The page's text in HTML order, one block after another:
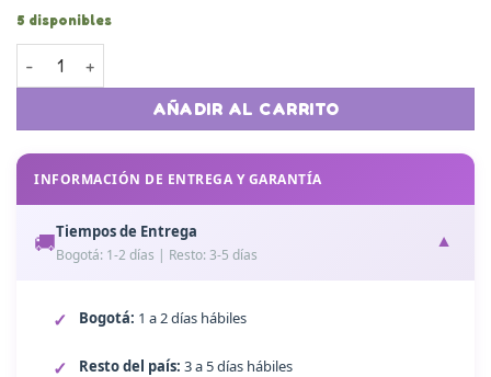
5 disponibles
Comedero Doble de Cerámica para Gatos y Perros cantidad
AÑADIR AL CARRITO
INFORMACIÓN DE ENTREGA Y GARANTÍA
🚚Tiempos de Entrega
Bogotá: 1-2 días | Resto: 3-5 días ▼
Bogotá: 1 a 2 días hábiles
Resto del país: 3 a 5 días hábiles